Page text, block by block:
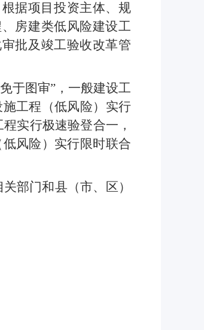
据项目投资主体、规
房建类低风险建设工
批及竣工验收改革管
于图审”，一般建设工
工程（低风险）实行
实行极速验登合一，
风险）实行限时联合
部门和县（市、区）